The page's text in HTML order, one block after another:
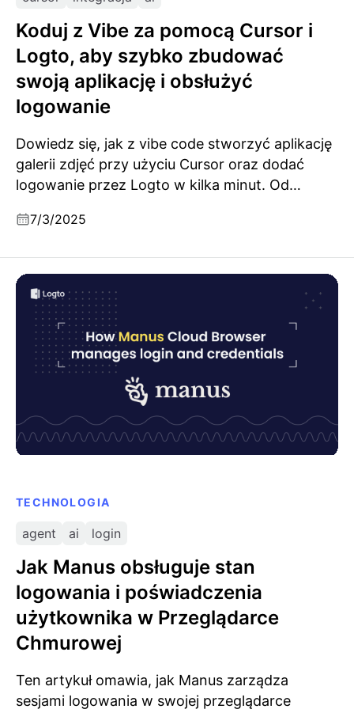
Koduj z Vibe za pomocą Cursor i
Logto, aby szybko zbudować
swoją aplikację i obsłużyć
logowanie
Dowiedz się, jak z vibe code stworzyć aplikację
galerii zdjęć przy użyciu Cursor oraz dodać
logowanie przez Logto w kilka minut. Od
proste i wspierane przez AI.
7/3/2025
TECHNOLOGIA
agent ai login
Jak Manus obsługuje stan
logowania i poświadczenia
użytkownika w Przeglądarce
Chmurowej
Ten artykuł omawia, jak Manus zarządza
sesjami logowania w swojej przeglądarce
Jak Manus obsługuje stan logowania i poświadczenia
użytkownika w Przeglądarce Chmurowej